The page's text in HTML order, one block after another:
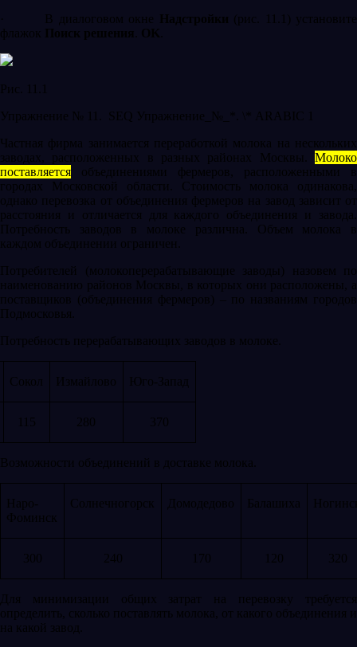
·
В диалоговом окне Надстройки (рис. 11.1) установите
флажок Поиск решения OK
Рис. 11.1
Упражнение № 11.
SEQ Упражнение_№_*. \* ARABIC
1
Частная фирма занимается переработкой молока на нескольких
заводах, расположенных в разных районах Москвы. Молоко
поставляется объединениями фермеров, расположенными в
городах Московской области. Стоимость молока одинакова,
однако перевозка от объединения фермеров на завод зависит от
расстояния и отличается для каждого объединения и завода.
Потребность заводов в молоке различна. Объем молока в
каждом объединении ограничен.
Потребителей (молокоперерабатывающие заводы) назовем по
наименованию районов Москвы, в которых они расположены, а
поставщиков (объединения фермеров) – по названиям городов
Подмосковья.
Потребность перерабатывающих заводов в молоке.
Сокол Измайлово Юго-Запад
115 280 370
Возможности объединений в доставке молока.
Наро-
Фоминск
Солнечногорск Домодедово Балашиха
300 240 170 120 320
Для минимизации общих затрат на перевозку требуется
определить, сколько поставлять молока, от какого объединения и
на какой завод.